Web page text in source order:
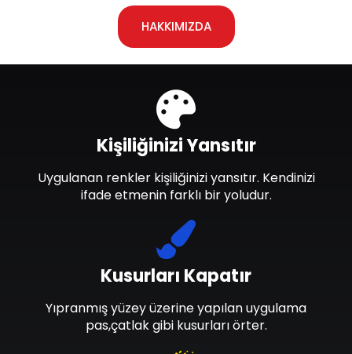
HAKKIMIZDA
Kusurları Kapatır
Yıpranmış yüzey üzerine yapılan uygulama
pas,çatlak gibi kusurları örter.
Kişiliğinizi Yansıtır
Uygulanan renkler kişiliğinizi yansıtır. Kendinizi
ifade etmenin farklı bir yoludur.